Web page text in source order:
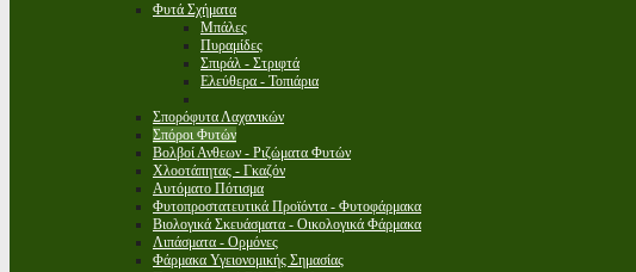
Φυτά Σχήματα
Μπάλες
Πυραμίδες
Σπιράλ - Στριφτά
Ελεύθερα - Τοπιάρια
Σπορόφυτα Λαχανικών
Σπόροι Φυτών
Βολβοί Ανθεων - Ριζώματα Φυτών
Χλοοτάπητας - Γκαζόν
Αυτόματο Πότισμα
Φυτοπροστατευτικά Προϊόντα - Φυτοφάρμακα
Βιολογικά Σκευάσματα - Οικολογικά Φάρμακα
Λιπάσματα - Ορμόνες
Φάρμακα Υγειονομικής Σημασίας